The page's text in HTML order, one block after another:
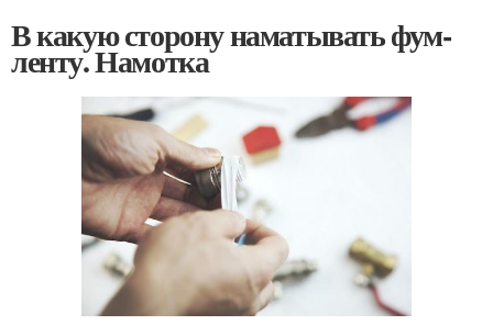
В какую сторону наматывать фум-
ленту. Намотка